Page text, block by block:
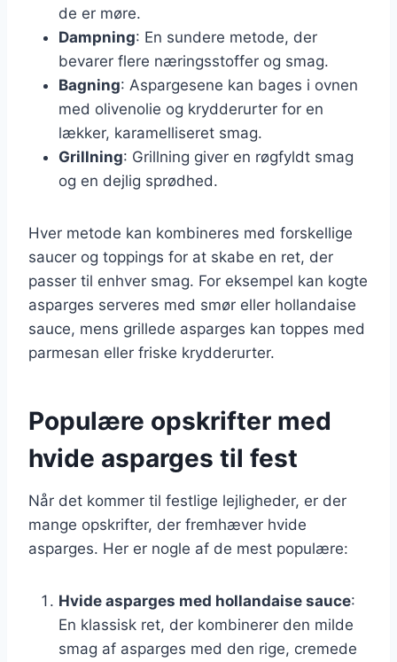
de er møre.
Dampning: En sundere metode, der
bevarer flere næringsstoffer og smag.
Bagning: Aspargesene kan bages i ovnen
med olivenolie og krydderurter for en
lækker, karamelliseret smag.
Grillning: Grillning giver en røgfyldt smag
og en dejlig sprødhed.
Hver metode kan kombineres med forskellige
saucer og toppings for at skabe en ret, der
passer til enhver smag. For eksempel kan kogte
asparges serveres med smør eller hollandaise
sauce, mens grillede asparges kan toppes med
parmesan eller friske krydderurter.
Populære opskrifter med
hvide asparges til fest
Når det kommer til festlige lejligheder, er der
mange opskrifter, der fremhæver hvide
asparges. Her er nogle af de mest populære:
Hvide asparges med hollandaise sauce:
En klassisk ret, der kombinerer den milde
smag af asparges med den rige, cremede